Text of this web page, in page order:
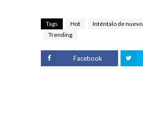
Tags Hot Inténtalo de nuevo
Trending
Facebook